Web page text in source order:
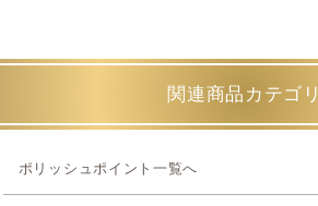
関連商品カテゴリ
ポリッシュポイント一覧へ